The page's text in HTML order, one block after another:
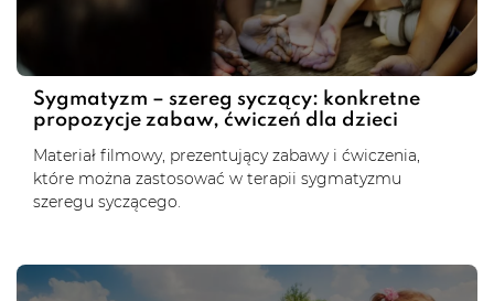
Sygmatyzm – szereg syczący: konkretne
propozycje zabaw, ćwiczeń dla dzieci
Materiał filmowy, prezentujący zabawy i ćwiczenia,
które można zastosować w terapii sygmatyzmu
szeregu syczącego.